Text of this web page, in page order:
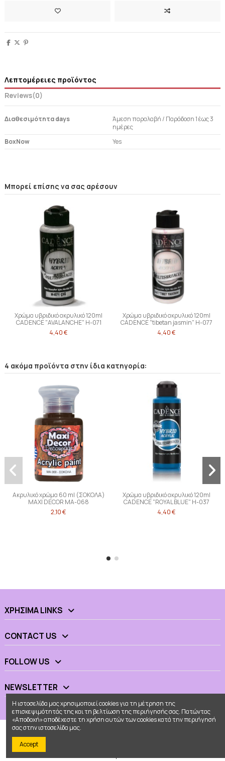
Λεπτομέρειες προϊόντος
Reviews(0)
Διαθεσιμότητα days
Άμεση παραλαβή / Παράδoση 1 έως 3
ημέρες
BoxNow
Yes
Μπορεί επίσης να σας αρέσουν
Χρώμα υβριδικό ακρυλικό 120ml
CADENCE "AVALANCHE" H-071
4,40 €
Χρώμα υβριδικό ακρυλικό 120ml
CADENCE "tibetan jasmin" H-077
4,40 €
4 ακόμα προϊόντα στην ίδια κατηγορία:
Ακρυλικό χρώμα 60 ml (ΣΟΚΟΛΑ)
MAXI DECOR MA-068
2,10 €
Χρώμα υβριδικό ακρυλικό 120ml
CADENCE "ROYAL BLUE" H-037
4,40 €
ΧΡΉΣΙΜΑ LINKS
CONTACT US
FOLLOW US
NEWSLETTER
Η ιστοσελίδα μας χρησιμοποιεί cookies για τη μέτρηση της
επισκεψιμότητάς της και τη βελτίωση της περιήγησής σας. Πατώντας
«Αποδοχή» αποδέχεστε τη χρήση αυτών των cookies κατά την περιήγησή
σας στην ιστοσελίδα μας.
Accept